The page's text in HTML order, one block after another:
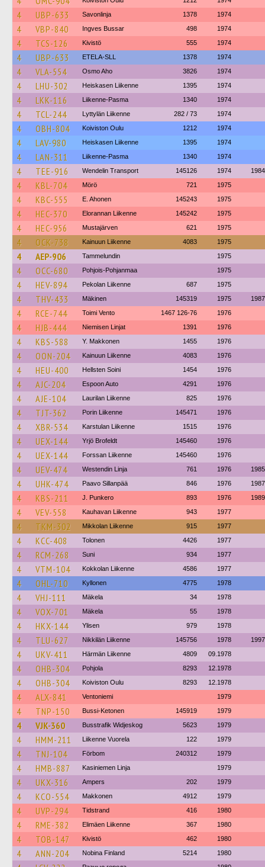
4 UBP-633 Savonlinja 1378 1974
4 VBP-840 Ingves Bussar 498 1974
4 TCS-126 Kivistö 555 1974
4 UBP-633 ETELA-SLL 1378 1974
4 VLA-554 Osmo Aho 3826 1974
4 LHU-302 Heiskasen Liikenne 1395 1974
4 LKK-116 Liikenne-Pasma 1340 1974
4 TCL-244 Lyttylän Liikenne 282 / 73 1974
4 OBH-804 Koiviston Oulu 1212 1974
4 LAV-980 Heiskasen Liikenne 1395 1974
4 LAN-311 Liikenne-Pasma 1340 1974
4 TEE-916 Wendelin Transport 145126 1974 1984
4 KBL-704 Mörö 721 1975
4 KBC-555 E. Ahonen 145243 1975
4 HEC-370 Elorannan Liikenne 145242 1975
4 HEC-956 Mustajärven 621 1975
4 OCK-738 Kainuun Liikenne 4083 1975
4 AEP-906 Tammelundin 1975
4 OCC-680 Pohjois-Pohjanmaa 1975
4 HEV-894 Pekolan Liikenne 687 1975
4 THV-433 Mäkinen 145319 1975 1987
4 RCE-744 Toimi Vento 1467 126-76 1976
4 HJB-444 Niemisen Linjat 1391 1976
4 KBS-588 Y. Makkonen 1455 1976
4 OON-204 Kainuun Liikenne 4083 1976
4 HEU-400 Hellsten Soini 1454 1976
4 AJC-204 Espoon Auto 4291 1976
4 AJE-104 Laurilan Liikenne 825 1976
4 TJT-362 Porin Liikenne 145471 1976
4 XBR-534 Karstulan Liikenne 1515 1976
4 UEX-144 Yrjö Brofeldt 145460 1976
4 UEX-144 Forssan Liikenne 145460 1976
4 UEV-474 Westendin Linja 761 1976 1985
4 UHK-474 Paavo Sillanpää 846 1976 1987
4 KBS-211 J. Punkero 893 1976 1989
4 VEV-558 Kauhavan Liikenne 943 1977
4 TKM-302 Mikkolan Liikenne 915 1977
4 KCC-408 Tolonen 4426 1977
4 RCM-268 Suni 934 1977
4 VTM-104 Kokkolan Liikenne 4586 1977
4 OHL-710 Kyllonen 4775 1978
4 VHJ-111 Mäkela 34 1978
4 VOX-701 Mäkela 55 1978
4 HKX-144 Ylisen 979 1978
4 TLU-627 Nikkilän Liikenne 145756 1978 1997
4 UKV-411 Härmän Liikenne 4809 09.1978
4 OHB-304 Pohjola 8293 12.1978
4 OHB-304 Koiviston Oulu 8293 12.1978
4 ALX-841 Ventoniemi 1979
4 TNP-150 Bussi-Ketonen 145919 1979
4 VJK-360 Busstrafik Widjeskog 5623 1979
4 HMM-211 Liikenne Vuorela 122 1979
4 TNJ-104 Förbom 240312 1979
4 HMB-887 Kasiniemen Linja 1979
4 UKX-316 Ampers 202 1979
4 KCO-554 Makkonen 4912 1979
4 UVP-294 Tidstrand 416 1980
4 RME-382 Elimäen Liikenne 367 1980
4 TOB-147 Kivistö 462 1980
4 ANN-204 Nobina Finland 5214 1980